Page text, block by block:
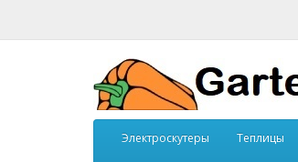
Электроскутеры Теплицы